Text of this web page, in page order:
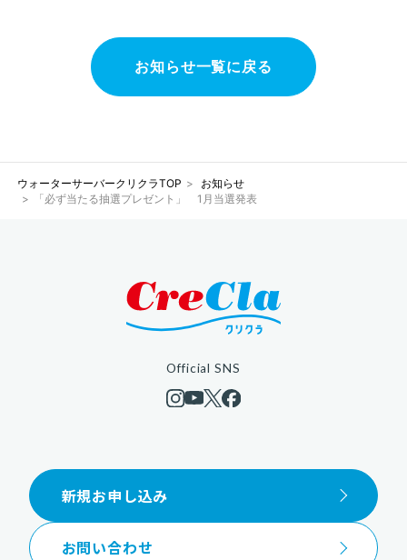
お知らせ一覧に戻る
ウォーターサーバークリクラTOP
お知らせ
「必ず当たる抽選プレゼント」 1月当選発表
Official SNS
新規お申し込み
お問い合わせ